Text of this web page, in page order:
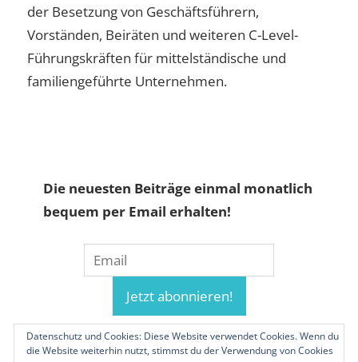
der Besetzung von Geschäftsführern,
Vorständen, Beiräten und weiteren C-Level-
Führungskräften für mittelständische und
familiengeführte Unternehmen.
Die neuesten Beiträge einmal monatlich
bequem per Email erhalten!
Datenschutz und Cookies: Diese Website verwendet Cookies. Wenn du
die Website weiterhin nutzt, stimmst du der Verwendung von Cookies